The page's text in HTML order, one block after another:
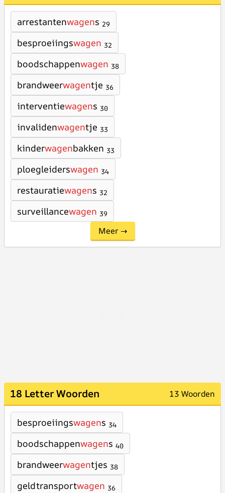
arrestantenwagens 29
besproeiingswagen 32
boodschappenwagen 38
brandweerwagentje 36
interventiewagens 30
invalidenwagentje 33
kinderwagenbakken 33
ploegleiderswagen 34
restauratiewagens 32
surveillancewagen 39
Meer →
18 Letter Woorden 13 Woorden
besproeiingswagens 34
boodschappenwagens 40
brandweerwagentjes 38
geldtransportwagen 36